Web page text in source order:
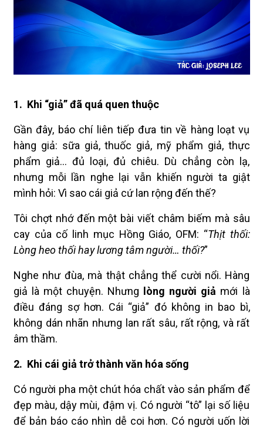
1. Khi “giả” đã quá quen thuộc
Gần đây, báo chí liên tiếp đưa tin về hàng loạt vụ
hàng giả: sữa giả, thuốc giả, mỹ phẩm giả, thực
phẩm giả… đủ loại, đủ chiêu. Dù chẳng còn lạ,
nhưng mỗi lần nghe lại vẫn khiến người ta giật
mình hỏi: Vì sao cái giả cứ lan rộng đến thế?
Tôi chợt nhớ đến một bài viết châm biếm mà sâu
cay của cố linh mục Hồng Giáo, OFM: “Thịt thối:
Lòng heo thối hay lương tâm người… thối?”
Nghe như đùa, mà thật chẳng thể cười nổi. Hàng
giả là một chuyện. Nhưng
lòng người giả mới là
điều đáng sợ hơn. Cái “giả” đó không in bao bì,
không dán nhãn nhưng lan rất sâu, rất rộng, và rất
âm thầm.
2. Khi cái giả trở thành văn hóa sống
Có người pha một chút hóa chất vào sản phẩm để
đẹp màu, dậy mùi, đậm vị. Có người “tô” lại số liệu
để bản báo cáo nhìn dễ coi hơn. Có người uốn lời